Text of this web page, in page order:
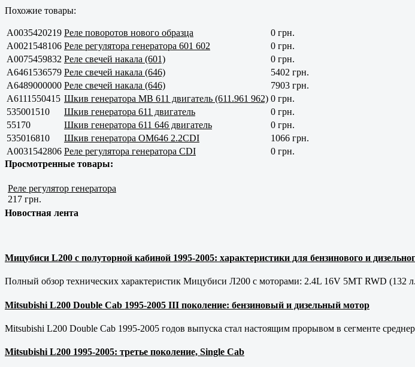
Похожие товары:
A0035420219 Реле поворотов нового образца
0 грн.
A0021548106 Реле регулятора генератора 601 602
0 грн.
A0075459832 Реле свечей накала (601)
0 грн.
A6461536579 Реле свечей накала (646)
5402 грн.
A6489000000 Реле свечей накала (646)
7903 грн.
A6111550415 Шкив генератора MB 611 двигатель (611.961 962) 0 грн.
535001510
Шкив генератора 611 двигатель
0 грн.
55170
Шкив генератора 611 646 двигатель
0 грн.
535016810
Шкив генератора OM646 2.2CDI
1066 грн.
A0031542806 Реле регулятора генератора CDI
0 грн.
Просмотренные товары:
Реле регулятор генератора
217 грн.
Новостная лента
Мицубиси L200 с полуторной кабиной 1995-2005: характеристики для бензинового и
Полный обзор технических характеристик Мицубиси Л200 с моторами: 2.4L 16V 5MT RWD (132
Mitsubishi L200 Double Cab 1995-2005 III поколение: бензиновый и дизельный мотор
Mitsubishi L200 Double Cab 1995-2005 годов выпуска стал настоящим прорывом в сегменте
Mitsubishi L200 1995-2005: третье поколение, Single Cab